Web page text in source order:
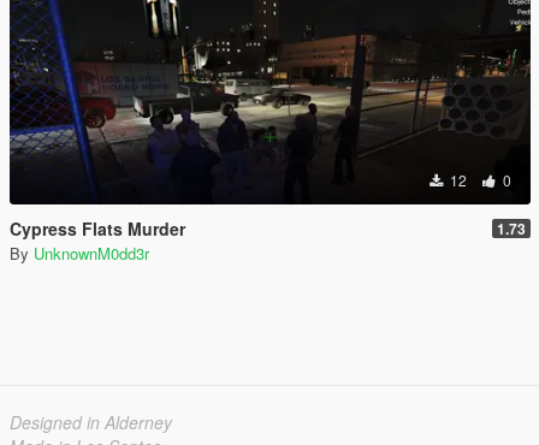
12 0
Cypress Flats Murder 1.73
By UnknownM0dd3r
Designed in Alderney